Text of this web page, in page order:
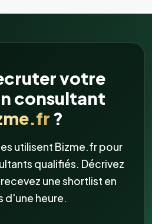
votre
consultant
?
utilisent Bizme.fr pour
qualifiés. Décrivez
une shortlist en
d'une heure.